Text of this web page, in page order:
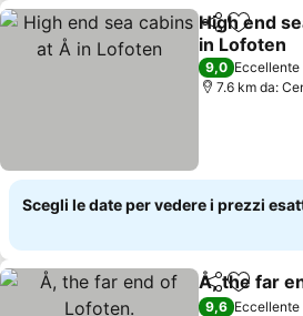
Condividi
High end
in Lofoten
9,0 Eccellente
7.6 km da:
Scegli le date per vedere i prezzi
Condividi
Å, the far
9,6 Eccellente